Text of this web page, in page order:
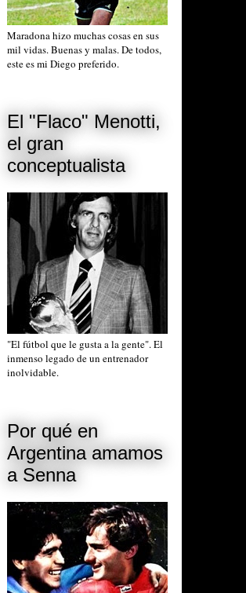
Maradona hizo muchas cosas en sus
mil vidas. Buenas y malas. De todos,
este es mi Diego preferido.
El "Flaco" Menotti,
el gran
conceptualista
"El fútbol que le gusta a la gente". El
inmenso legado de un entrenador
inolvidable.
Por qué en
Argentina amamos
a Senna